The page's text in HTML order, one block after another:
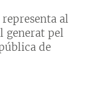
al
generat pel
de